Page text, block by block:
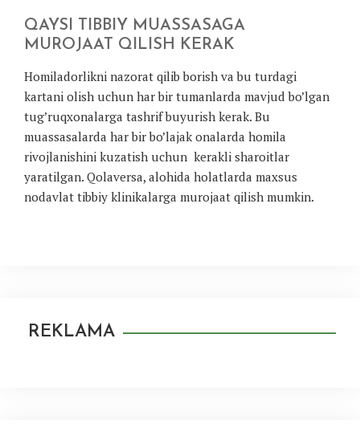
QAYSI TIBBIY MUASSASAGA
MUROJAAT QILISH KERAK
Homiladorlikni nazorat qilib borish va bu turdagi
kartani olish uchun har bir tumanlarda mavjud bo’lgan
tug’ruqxonalarga tashrif buyurish kerak. Bu
muassasalarda har bir bo’lajak onalarda homila
rivojlanishini kuzatish uchun kerakli sharoitlar
yaratilgan. Qolaversa, alohida holatlarda maxsus
nodavlat tibbiy klinikalarga murojaat qilish mumkin.
REKLAMA